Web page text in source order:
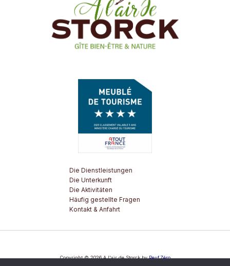
Die Dienstleistungen
Die Unterkunft
Die Aktivitäten
Häufig gestellte Fragen
Kontakt & Anfahrt
Copyright © 2026 A l'air de Storck byPeuf.Zéro